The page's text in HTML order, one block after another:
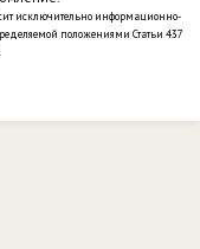
исключительно информационно-
положениями Статьи 437